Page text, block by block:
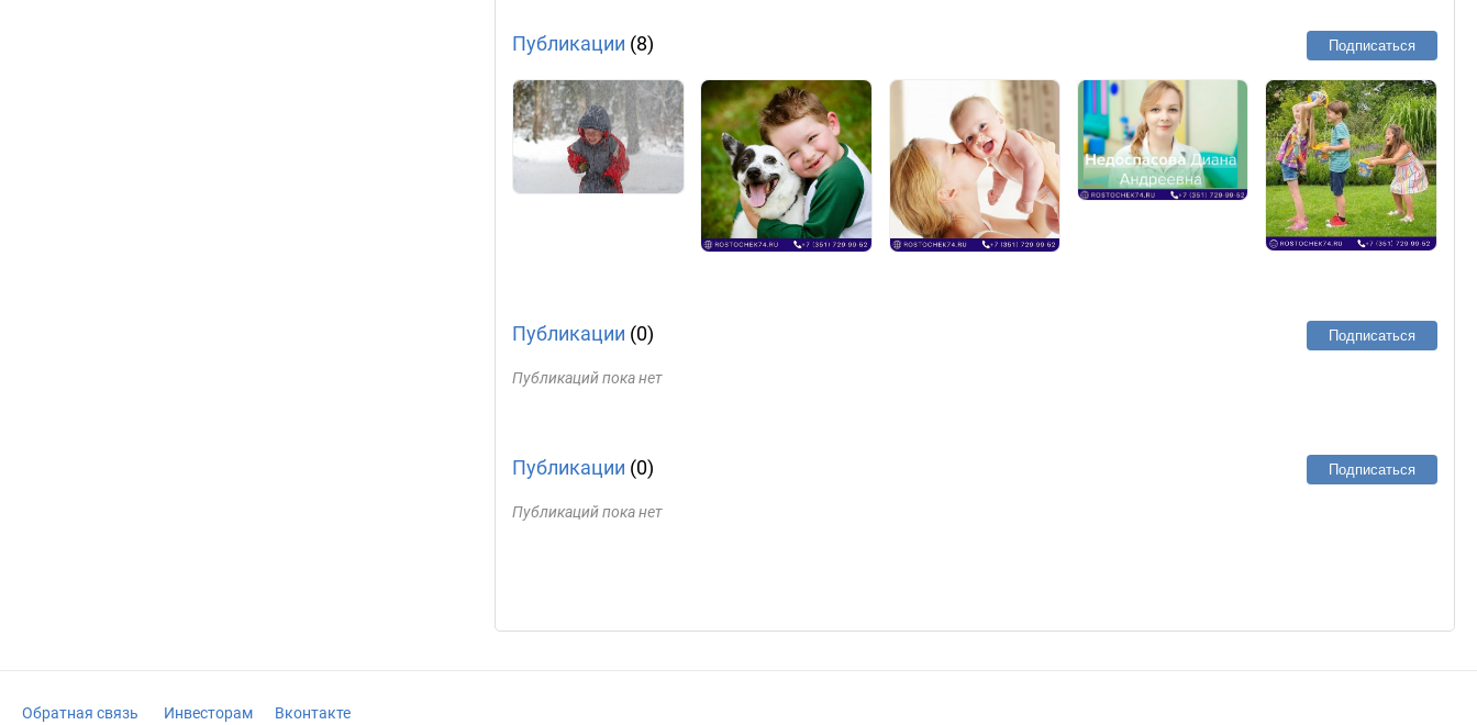
Публикации (8) Подписаться
Публикации (0) Подписаться
Публикаций пока нет
Публикации (0) Подписаться
Публикаций пока нет
Обратная связь Инвесторам Вконтакте